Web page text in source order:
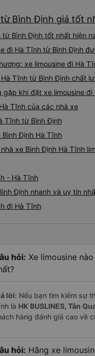
Bình Định giá tốt
Bình Định tốt nhất hiện
đi Hà Tĩnh từ Bình Định
xe limousine đi Hà
Tĩnh từ Bình Định chất
khi đặt xe limousine
Tĩnh của các nhà xe
Tĩnh từ Bình Định
Bình Định Hà Tĩnh
xe Bình Định Hà Tĩnh
- Hà Tĩnh
Định nhanh và uy tín
đi Hà Tĩnh
hỏi: Xe limousine
lời: Nếu bạn tìm kiếm sự
là HK BUSLINES, Tân
hàng đánh giá cao về
hỏi: Hãng xe